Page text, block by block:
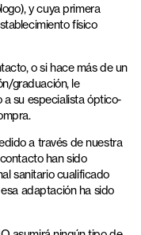
y cuya primera
físico
o si hace más de un
graduación, le
a su especialista óptico-
a través de nuestra
han sido
sanitario cualificado
adaptación ha sido